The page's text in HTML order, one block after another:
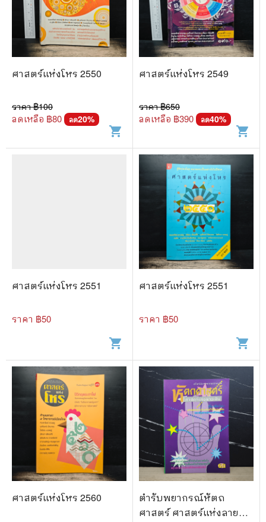
ศาสตร์แห่งโหร 2550
ราคา ฿100
ลดเหลือ ฿80 ลด20%
shopping_cart
ศาสตร์แห่งโหร 2549
ราคา ฿650
ลดเหลือ ฿390 ลด40%
shopping_cart
ศาสตร์แห่งโหร 2551
ราคา ฿50
shopping_cart
ศาสตร์แห่งโหร 2551
ราคา ฿50
shopping_cart
ศาสตร์แห่งโหร 2560
ตำรับพยากรณ์หัตถ
ศาสตร์ ศาสตร์แห่งลาย